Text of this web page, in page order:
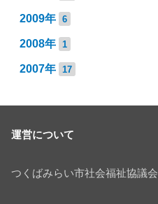
2009年 6
2008年 1
2007年 17
運営について
つくばみらい市社会福祉協議会